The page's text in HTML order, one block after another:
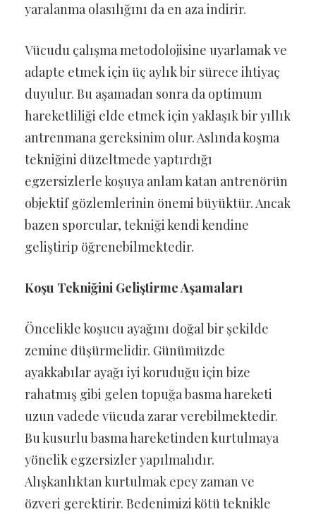
yaralanma olasılığını da en aza indirir.
Vücudu çalışma metodolojisine uyarlamak ve
adapte etmek için üç aylık bir sürece ihtiyaç
duyulur. Bu aşamadan sonra da optimum
hareketliliği elde etmek için yaklaşık bir yıllık
antrenmana gereksinim olur. Aslında koşma
tekniğini düzeltmede yaptırdığı
egzersizlerle koşuya anlam katan antrenörün
objektif gözlemlerinin önemi büyüktür. Ancak
bazen sporcular, tekniği kendi kendine
geliştirip öğrenebilmektedir.
Koşu Tekniğini Geliştirme Aşamaları
Öncelikle koşucu ayağını doğal bir şekilde
zemine düşürmelidir. Günümüzde
ayakkabılar ayağı iyi koruduğu için bize
rahatmış gibi gelen topuğa basma hareketi
uzun vadede vücuda zarar verebilmektedir.
Bu kusurlu basma hareketinden kurtulmaya
yönelik egzersizler yapılmalıdır.
Alışkanlıktan kurtulmak epey zaman ve
özveri gerektirir. Bedenimizi kötü teknikle